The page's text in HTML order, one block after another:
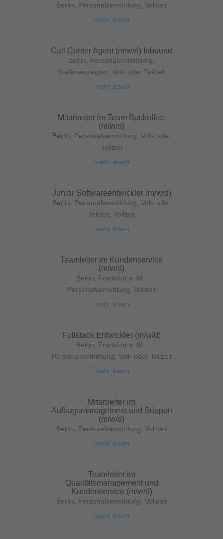
Berlin Personalvermittlung Vollzeit
mehr lesen
Call Center Agent (m/w/d) Inbound
Berlin Personalvermittlung
Stellenanzeigen Voll- oder Teilzeit
mehr lesen
Mitarbeiter im Team Backoffice
(m/w/d)
Berlin Personalvermittlung Voll- oder
Teilzeit
mehr lesen
Junior Softwareentwickler (m/w/d)
Berlin Personalvermittlung Voll- oder
Teilzeit, Vollzeit
mehr lesen
Teamleiter im Kundenservice
(m/w/d)
Berlin Frankfurt a. M.
Personalvermittlung Vollzeit
mehr lesen
Fullstack Entwickler (m/w/d)
Berlin Frankfurt a. M.
Personalvermittlung Voll- oder Teilzeit
mehr lesen
Mitarbeiter im
Auftragsmanagement und Support
(m/w/d)
Berlin Personalvermittlung Vollzeit
mehr lesen
Teamleiter im
Qualitätsmanagement und
Kundenservice (m/w/d)
Berlin Personalvermittlung Vollzeit
mehr lesen